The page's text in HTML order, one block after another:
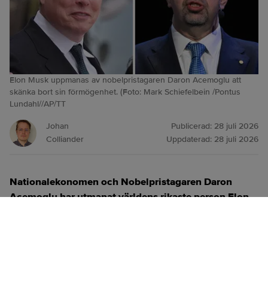
Elon Musk uppmanas av nobelpristagaren Daron Acemoglu att
skänka bort sin förmögenhet. (Foto: Mark Schiefelbein /Pontus
Lundahl//AP/TT
Johan
Colliander
Publicerad: 28 juli 2026
Uppdaterad: 28 juli 2026
Nationalekonomen och Nobelpristagaren Daron
Acemoglu har utmanat världens rikaste person Elon